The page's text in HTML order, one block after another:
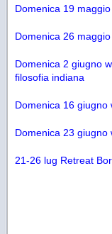
Domenica 19
Domenica 26
Domenica 2 giugno
filosofia indiana
Domenica 16 giugno
Domenica 23 giugno
21-26 lug Retreat